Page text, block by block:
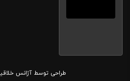
طراحی توسطآژانس